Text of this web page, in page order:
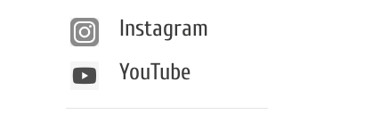
Instagram
YouTube